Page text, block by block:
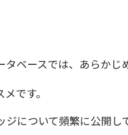
ベースでは、あらかじ
です。
について頻繁に公開し